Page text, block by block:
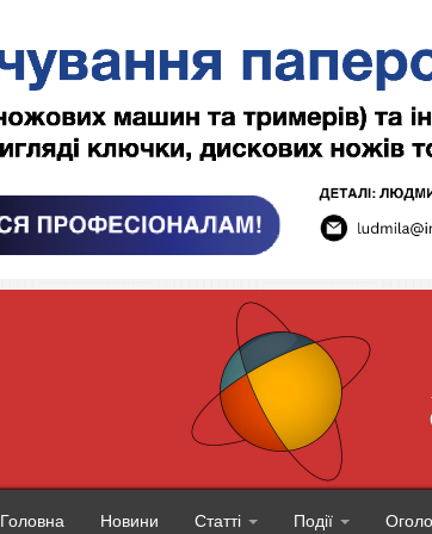
Головна Новини Статті Події